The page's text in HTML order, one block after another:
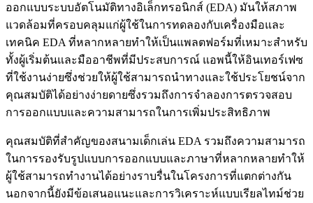
ออกแบบระบบอัตโนมัติทางอิเล็กทรอนิกส์ (EDA) มันให้สภาพ
แวดล้อมที่ครอบคลุมแก่ผู้ใช้ในการทดลองกับเครื่องมือและ
เทคนิค EDA ที่หลากหลายทำให้เป็นแพลตฟอร์มที่เหมาะสำหรับ
ทั้งผู้เริ่มต้นและมืออาชีพที่มีประสบการณ์ แอพนี้ให้อินเทอร์เฟซ
ที่ใช้งานง่ายซึ่งช่วยให้ผู้ใช้สามารถนำทางและใช้ประโยชน์จาก
คุณสมบัติได้อย่างง่ายดายซึ่งรวมถึงการจำลองการตรวจสอบ
การออกแบบและความสามารถในการเพิ่มประสิทธิภาพ
คุณสมบัติที่สำคัญของสนามเด็กเล่น EDA รวมถึงความสามารถ
ในการรองรับรูปแบบการออกแบบและภาษาที่หลากหลายทำให้
ผู้ใช้สามารถทำงานได้อย่างราบรื่นในโครงการที่แตกต่างกัน
นอกจากนี้ยังมีข้อเสนอแนะและการวิเคราะห์แบบเรียลไทม์ช่วย